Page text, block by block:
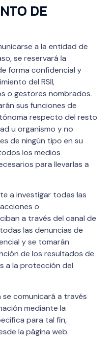
DE
a la entidad de
se reservará la
forma confidencial y
del RSII,
o gestores nombrados.
sus funciones de
respecto del resto
u organismo y no
de ningún tipo en su
los medios
para llevarlas a
a investigar todas las
o
a través del canal de
las denuncias de
y se tomarán
de los resultados de
a la protección del
comunicará a través
mediante la
para tal fin,
la página web: